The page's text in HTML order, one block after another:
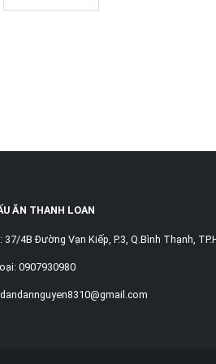
ĂN THANH LOAN
37/4B Đường Vạn Kiếp, P.3, Q.Bình Thạnh,
0907930980
dandannguyen8310@gmail.com